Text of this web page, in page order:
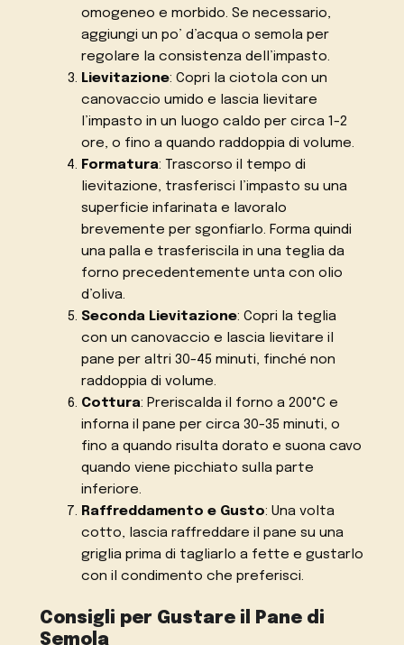
omogeneo e morbido. Se necessario,
aggiungi un po’ d’acqua o semola per
regolare la consistenza dell’impasto.
Lievitazione: Copri la ciotola con un
canovaccio umido e lascia lievitare
l’impasto in un luogo caldo per circa 1-2
ore, o fino a quando raddoppia di volume.
Formatura: Trascorso il tempo di
lievitazione, trasferisci l’impasto su una
superficie infarinata e lavoralo
brevemente per sgonfiarlo. Forma quindi
una palla e trasferiscila in una teglia da
forno precedentemente unta con olio
d’oliva.
Seconda Lievitazione: Copri la teglia
con un canovaccio e lascia lievitare il
pane per altri 30-45 minuti, finché non
raddoppia di volume.
Cottura: Preriscalda il forno a 200°C e
inforna il pane per circa 30-35 minuti, o
fino a quando risulta dorato e suona cavo
quando viene picchiato sulla parte
inferiore.
Raffreddamento e Gusto: Una volta
cotto, lascia raffreddare il pane su una
griglia prima di tagliarlo a fette e gustarlo
con il condimento che preferisci.
Consigli per Gustare il Pane di
Semola